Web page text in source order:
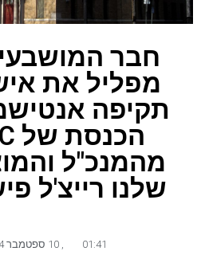
חבר
מפליל את
תקיפה
מהמנכ"ל
שלנו רייצ'ל
01:41